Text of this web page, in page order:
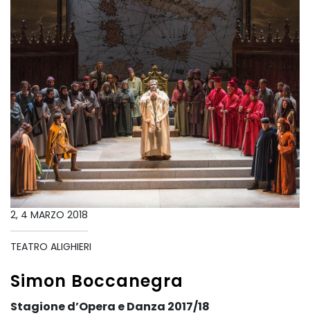
2, 4 MARZO 2018
TEATRO ALIGHIERI
Simon Boccanegra
Stagione d’Opera e Danza 2017/18